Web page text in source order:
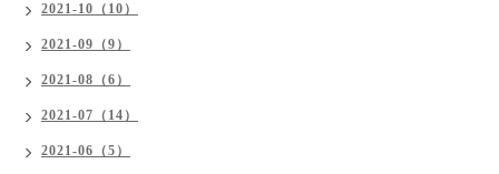
2021-10（10）
2021-09（9）
2021-08（6）
2021-07（14）
2021-06（5）